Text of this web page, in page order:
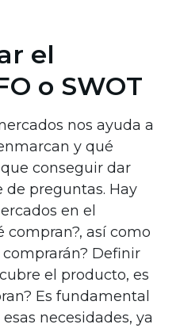
el
o SWOT
nos ayuda a
y qué
conseguir dar
de preguntas. Hay
en el
compran?, así como
Definir
el producto, es
Es fundamental
necesidades, ya